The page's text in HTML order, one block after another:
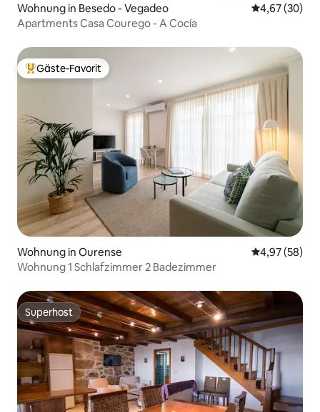
Wohnung in Besedo - Vegadeo
4,67 (30)
Apartments Casa Courego - A Cocía
Beliebter Gäste-Favorit.
Gäste-Favorit
Wohnung in Ourense
4,97 (58)
Wohnung 1 Schlafzimmer 2 Badezimmer
Superhost
Superhost